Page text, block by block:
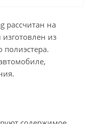
рассчитан на
из
полиэстера.